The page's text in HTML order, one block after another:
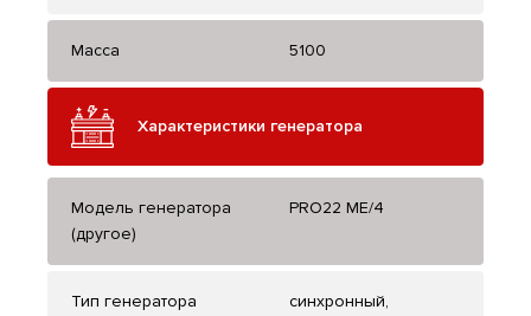
Масса 5100
Характеристики генератора
Модель генератора
(другое)
PRO22 ME/4
Тип генератора
синхронный,